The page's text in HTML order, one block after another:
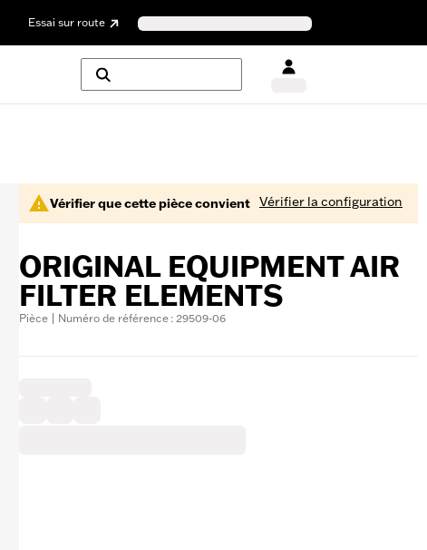
Essai sur route
Vérifier que cette pièce convient Vérifier la configuration
ORIGINAL EQUIPMENT AIR
FILTER ELEMENTS
Pièce | Numéro de référence : 29509-06